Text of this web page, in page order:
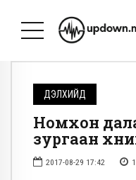
ДЭЛХИЙД
Номхон
зургаан
2017-08-29 17:42 1